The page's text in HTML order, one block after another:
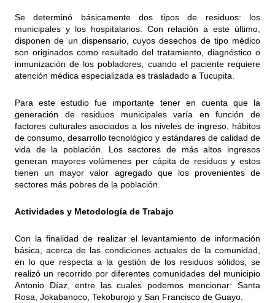
Se determinó básicamente dos tipos de residuos: los
municipales y los hospitalarios. Con relación a este último,
disponen de un dispensario, cuyos desechos de tipo médico
son originados como resultado del tratamiento, diagnóstico o
inmunización de los pobladores; cuando el paciente requiere
atención médica especializada es trasladado a Tucupita.
Para este estudio fue importante tener en cuenta que la
generación de residuos municipales varía en función de
factores culturales asociados a los niveles de ingreso, hábitos
de consumo, desarrollo tecnológico y estándares de calidad de
vida de la población. Los sectores de más altos ingresos
generan mayores volúmenes per cápita de residuos y estos
tienen un mayor valor agregado que los provenientes de
sectores más pobres de la población.
Actividades y Metodología de Trabajo
Con la finalidad de realizar el levantamiento de información
básica, acerca de las condiciones actuales de la comunidad,
en lo que respecta a la gestión de los residuos sólidos, se
realizó un recorrido por diferentes comunidades del municipio
Antonio Díaz, entre las cuales podemos mencionar: Santa
Rosa, Jokabanoco, Tekoburojo y San Francisco de Guayo.